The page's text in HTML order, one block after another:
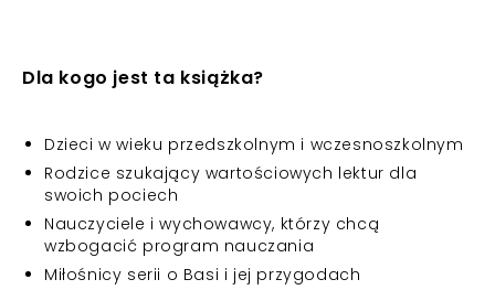
Dla kogo jest ta książka?
Dzieci w wieku przedszkolnym i wczesnoszkolnym
Rodzice szukający wartościowych lektur dla
swoich pociech
Nauczyciele i wychowawcy, którzy chcą
wzbogacić program nauczania
Miłośnicy serii o Basi i jej przygodach